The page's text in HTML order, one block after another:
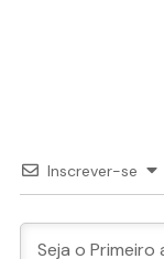
Inscrever-se